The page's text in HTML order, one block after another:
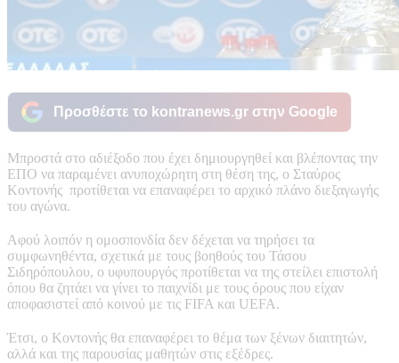
Προσθέστε το kontranews.gr στην Google
Μπροστά στο αδιέξοδο που έχει δημιουργηθεί και βλέποντας την
ΕΠΟ να παραμένει ανυποχώρητη στη θέση της, ο Σταύρος
Κοντονής προτίθεται να επαναφέρει το αρχικό πλάνο διεξαγωγής
του αγώνα.
Αφού λοιπόν η ομοσπονδία δεν δέχεται να τηρήσει τα
συμφωνηθέντα, σχετικά με τους βοηθούς του Τάσου
Σιδηρόπουλου, ο υφυπουργός προτίθεται να της στείλει επιστολή
όπου θα ζητάει να γίνει το παιχνίδι με τους όρους που είχαν
αποφασιστεί από κοινού με τις FIFA και UEFA.
Έτσι, ο Κοντονής θα επαναφέρει το θέμα των ξένων διαιτητών,
αλλά και της παρουσίας μαθητών στις εξέδρες.